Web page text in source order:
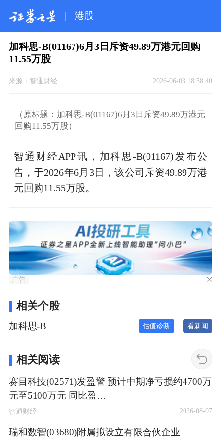
| 港股
加科思-B(01167)6月3日斥资49.89万港元回购
11.55万股
来源： 智通财经 2026-06-03 18:58:40
（原标题：加科思-B(01167)6月3日斥资49.89万港元
回购11.55万股）
智通财经APP讯，加科思-B(01167)发布公
告，于2026年6月3日，该公司斥资49.89万港
元回购11.55万股。
广告
相关个股
加科思-B 估值诊断 看新闻
相关阅读
赛目科技(02571)发盈警 预计中期净亏损约4700万
元至5100万元 同比盈…
智通财经 2026-08-07
瑞和数智(03680)附属拟设立有限合伙企业